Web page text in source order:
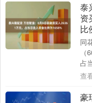
泰
资
比
同
占
查
豪